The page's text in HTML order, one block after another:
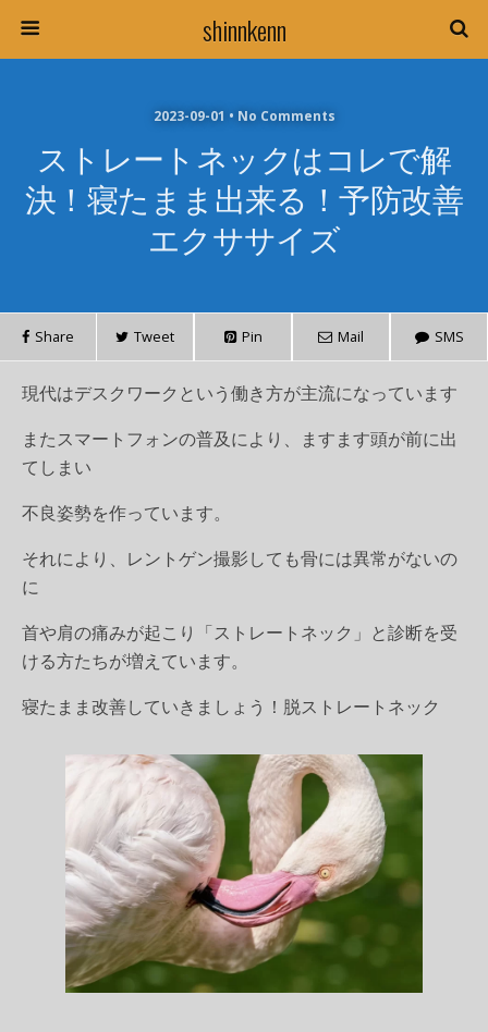
shinnkenn
2023-09-01 • No Comments
ストレートネックはコレで解
決！寝たまま出来る！予防改善
エクササイズ
Share Tweet Pin Mail SMS
現代はデスクワークという働き方が主流になっています
またスマートフォンの普及により、ますます頭が前に出
てしまい
不良姿勢を作っています。
それにより、レントゲン撮影しても骨には異常がないの
に
首や肩の痛みが起こり「ストレートネック」と診断を受
ける方たちが増えています。
寝たまま改善していきましょう！脱ストレートネック